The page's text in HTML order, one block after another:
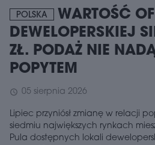
POLSKA
WARTOŚĆ
DEWELOPERSKIEJ
ZŁ. PODAŻ NIE
POPYTEM
schedule 05 sierpnia 2026
Lipiec przyniósł zmianę w relacji
siedmiu największych rynkach
Pula dostępnych lokali